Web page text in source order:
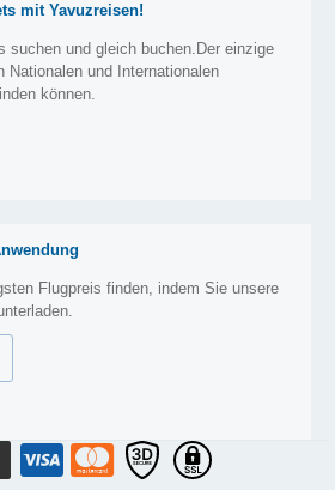
mit Yavuzreisen!
suchen und gleich buchen.Der einzige
Nationalen und Internationalen
können.
Flugpreis finden, indem Sie unsere